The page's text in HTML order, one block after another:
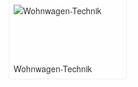
Wohnwagen-Technik